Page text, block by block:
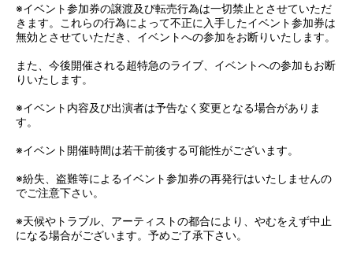
※イベント参加券の譲渡及び転売行為は一切禁止とさせていただ
きます。これらの行為によって不正に入手したイベント参加券は
無効とさせていただき、イベントへの参加をお断りいたします。
また、今後開催される超特急のライブ、イベントへの参加もお断
りいたします。
※イベント内容及び出演者は予告なく変更となる場合がありま
す。
※イベント開催時間は若干前後する可能性がございます。
※紛失、盗難等によるイベント参加券の再発行はいたしませんの
でご注意下さい。
※天候やトラブル、アーティストの都合により、やむをえず中止
になる場合がございます。予めご了承下さい。